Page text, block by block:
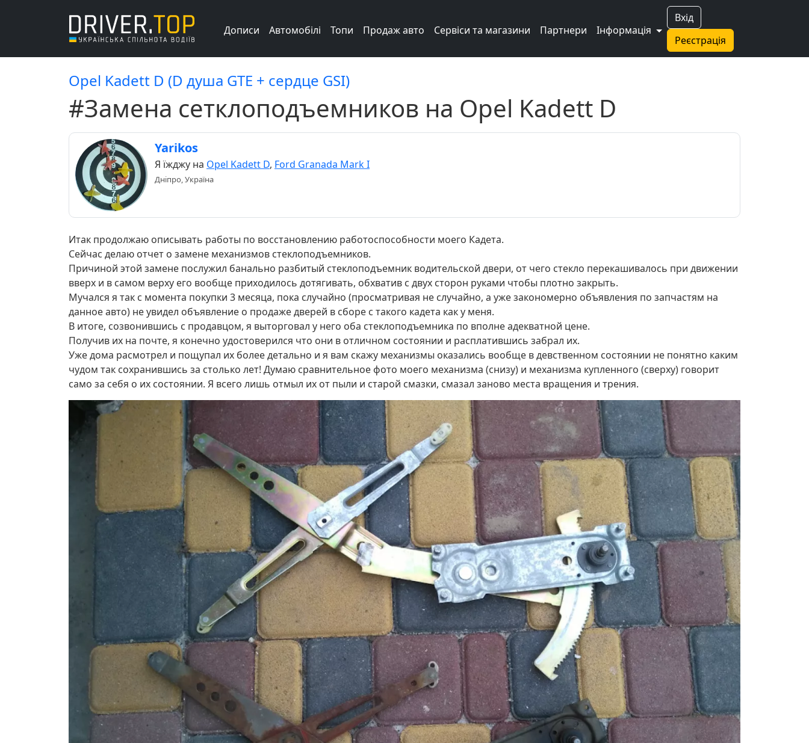
Вхід
Реєстрація
Дописи Автомобілі Топи Продаж авто Сервіси та магазини Партнери Інформація
Opel Kadett D (D душа GTE + сердце GSI)
#Замена сетклоподъемников на Opel Kadett D
Yarikos
Я їжджу на Opel Kadett D, Ford Granada Mark I
Дніпро, Україна
Итак продолжаю описывать работы по восстановлению работоспособности моего Кадета.
Сейчас делаю отчет о замене механизмов стеклоподъемников.
Причиной этой замене послужил банально разбитый стеклоподъемник водительской двери, от чего стекло перекашивалось при движении
вверх и в самом верху его вообще приходилось дотягивать, обхватив с двух сторон руками чтобы плотно закрыть.
Мучался я так с момента покупки 3 месяца, пока случайно (просматривая не случайно, а уже закономерно объявления по запчастям на
данное авто) не увидел объявление о продаже дверей в сборе с такого кадета как у меня.
В итоге, созвонившись с продавцом, я выторговал у него оба стеклоподъемника по вполне адекватной цене.
Получив их на почте, я конечно удостоверился что они в отличном состоянии и расплатившись забрал их.
Уже дома расмотрел и пощупал их более детально и я вам скажу механизмы оказались вообще в девственном состоянии не понятно каким
чудом так сохранившись за столько лет! Думаю сравнительное фото моего механизма (снизу) и механизма купленного (сверху) говорит
само за себя о их состоянии. Я всего лишь отмыл их от пыли и старой смазки, смазал заново места вращения и трения.